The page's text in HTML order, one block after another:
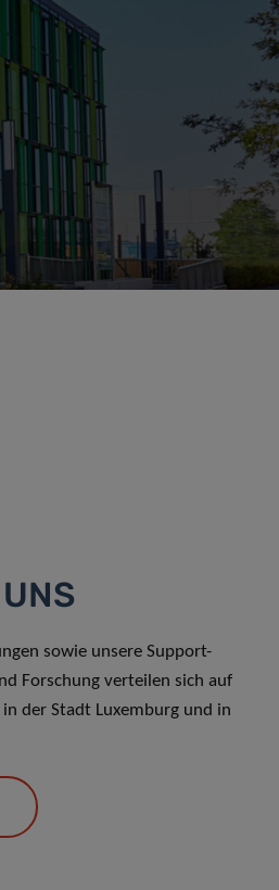
sowie unsere Support-
Forschung verteilen sich auf
der Stadt Luxemburg und in